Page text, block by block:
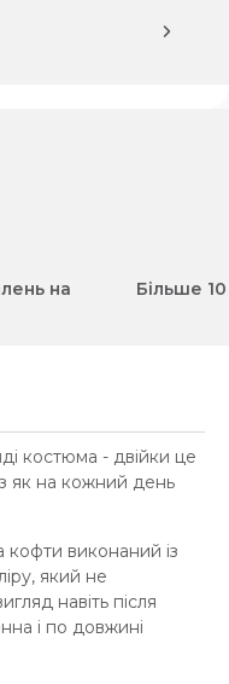
на
Більше
костюма - двійки це
як на кожний день
кофти виконаний із
який не
навіть після
і по довжині